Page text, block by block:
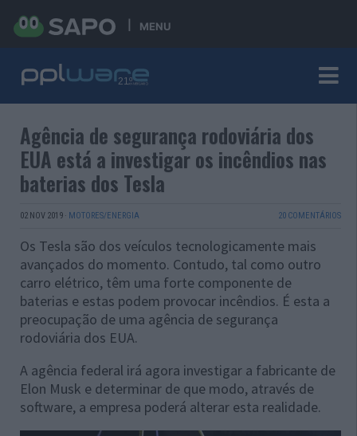
MENU
Agência de segurança rodoviária dos
EUA está a investigar os incêndios nas
baterias dos Tesla
02 NOV 2019 · MOTORES/ENERGIA 20 COMENTÁRIOS
Os Tesla são dos veículos tecnologicamente mais
avançados do momento. Contudo, tal como outro
carro elétrico, têm uma forte componente de
baterias e estas podem provocar incêndios. É esta a
preocupação de uma agência de segurança
rodoviária dos EUA.
A agência federal irá agora investigar a fabricante de
Elon Musk e determinar de que modo, através de
software, a empresa poderá alterar esta realidade.